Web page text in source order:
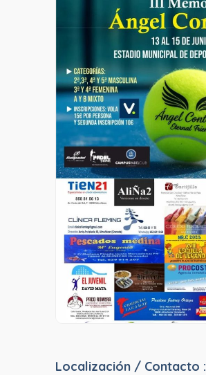
Localización / Contacto :